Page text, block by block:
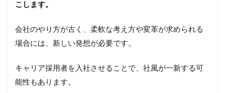
こします。
会社のやり方が古く、柔軟な考え方や変革が求められる
場合には、新しい発想が必要です。
キャリア採用者を入社させることで、社風が一新する可
能性もあります。